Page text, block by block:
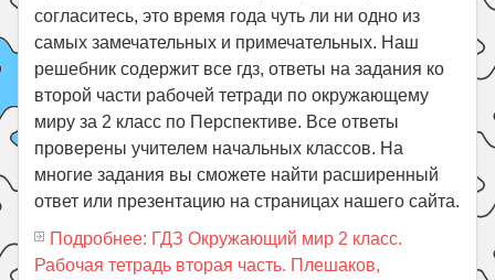
согласитесь, это время года чуть ли ни одно из
самых замечательных и примечательных. Наш
решебник содержит все гдз, ответы на задания ко
второй части рабочей тетради по окружающему
миру за 2 класс по Перспективе. Все ответы
проверены учителем начальных классов. На
многие задания вы сможете найти расширенный
ответ или презентацию на страницах нашего сайта.
Подробнее: ГДЗ Окружающий мир 2 класс.
Рабочая тетрадь вторая часть. Плешаков,